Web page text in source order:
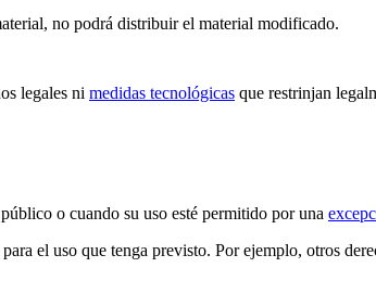
no podrá distribuir el material modificado.
legales ni medidas tecnológicas que restrinjan
o cuando su uso esté permitido por una
el uso que tenga previsto. Por ejemplo, otros